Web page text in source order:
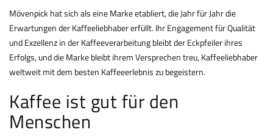
Mövenpick hat sich als eine Marke etabliert, die Jahr für Jahr die
Erwartungen der Kaffeeliebhaber erfüllt. Ihr Engagement für Qualität
und Exzellenz in der Kaffeeverarbeitung bleibt der Eckpfeiler ihres
Erfolgs, und die Marke bleibt ihrem Versprechen treu, Kaffeeliebhaber
weltweit mit dem besten Kaffeeerlebnis zu begeistern.
Kaffee ist gut für den
Menschen